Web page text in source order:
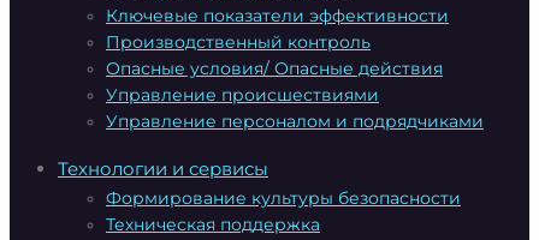
Ключевые показатели эффективности
Производственный контроль
Опасные условия/ Опасные действия
Управление происшествиями
Управление персоналом и подрядчиками
Технологии и сервисы
Формирование культуры безопасности
Техническая поддержка